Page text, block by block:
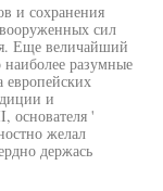
и сохранения
сил
Еще величайший
разумные
европейских
и
основателя '
желал
держась